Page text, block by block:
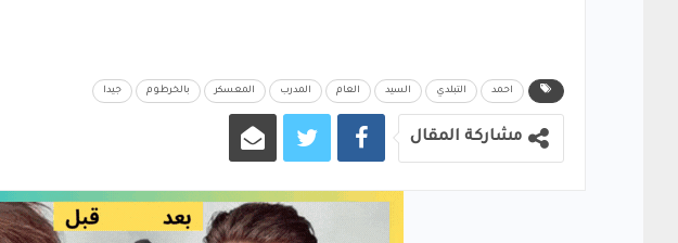
احمد التبلدي السيد العام المدرب المعسكر بالخرطوم جيدا
مشاركة المقال